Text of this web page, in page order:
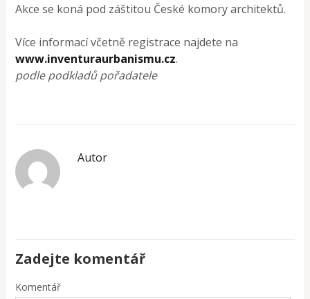
Akce se koná pod záštitou České komory architektů.
Více informací včetně registrace najdete na
www.inventuraurbanismu.cz.
podle podkladů pořadatele
Autor
Zadejte komentář
Komentář